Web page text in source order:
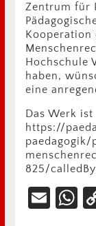
Zentrum für
Kooperation
Hochschule
haben,
eine
Das Werk
https://
825/